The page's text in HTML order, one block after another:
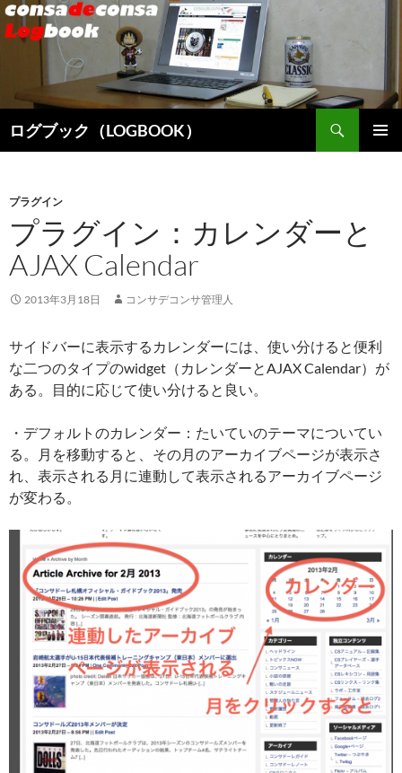
ログブック（LOGBOOK）
索
ン
へ
ス
キ
ッ
プラグイン
プラグイン：カレンダーと
AJAX Calendar
2013年3月18日 コンサデコンサ管理人
サイドバーに表示するカレンダーには、使い分けると便利
な二つのタイプのwidget（カレンダーとAJAX Calendar）が
ある。目的に応じて使い分けると良い。
・デフォルトのカレンダー：たいていのテーマについてい
る。月を移動すると、その月のアーカイブページが表示さ
れ、表示される月に連動して表示されるアーカイブページ
が変わる。